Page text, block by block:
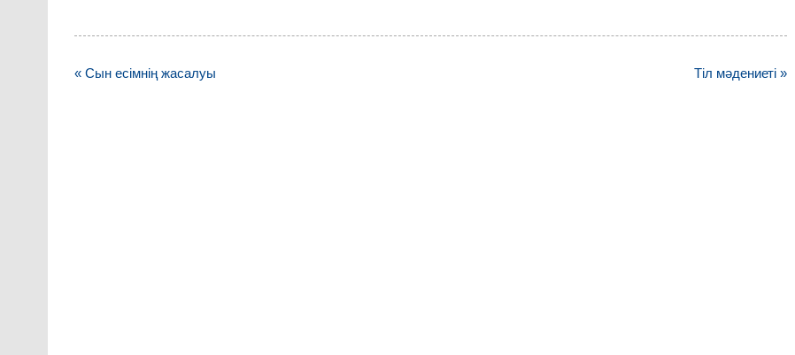
Навигация
« Сын есімнің жасалуы Тіл мәдениеті »